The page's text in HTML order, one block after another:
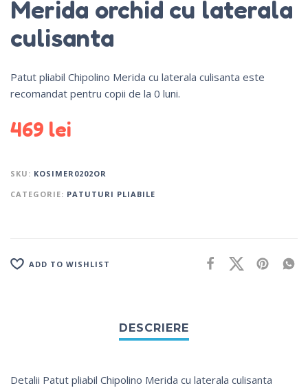
Merida orchid cu laterala
culisanta
Patut pliabil Chipolino Merida cu laterala culisanta este
recomandat pentru copii de la 0 luni.
469 lei
SKU: KOSIMER0202OR
CATEGORIE: PATUTURI PLIABILE
ADD TO WISHLIST
Detalii Patut pliabil Chipolino Merida cu laterala culisanta